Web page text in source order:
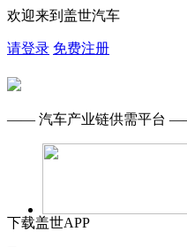
欢迎来到盖世汽车
请登录 免费注册
—— 汽车产业链供需平台
下载盖世APP